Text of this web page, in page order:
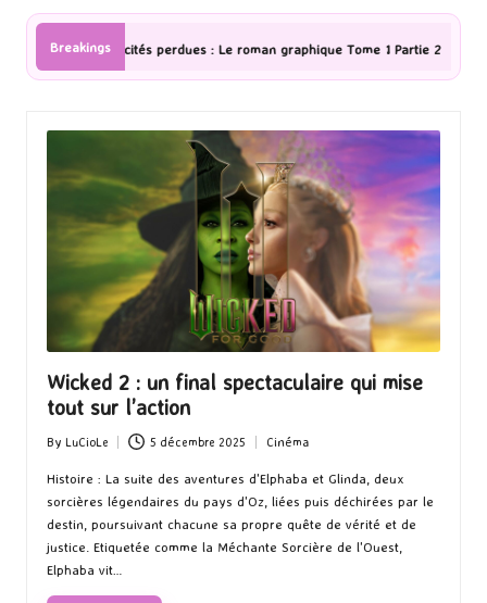
Breakings
graphique Tome 1 Partie 2 [Série TV] The Madison : J’ai
Wicked 2 : un final spectaculaire qui mise
tout sur l’action
Posted
by
By LuCioLe 5 décembre 2025
Posted
in
Cinéma
Histoire : La suite des aventures d'Elphaba et Glinda, deux
sorcières légendaires du pays d'Oz, liées puis déchirées par le
destin, poursuivant chacune sa propre quête de vérité et de
justice. Etiquetée comme la Méchante Sorcière de l'Ouest,
Elphaba vit…